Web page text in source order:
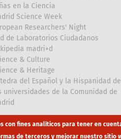
en la Ciencia
Science Week
Researchers' Night
de Laboratorios Ciudadanos
madri+d
& Culture
& Heritage
del Español y la Hispanidad de
universidades de la Comunidad de
con fines analíticos para tener en
de terceros y mejorar nuestro sitio